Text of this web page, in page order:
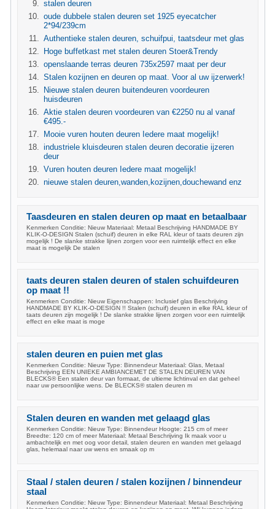
stalen deuren
oude dubbele stalen deuren set 1925 eyecatcher
2*94/239cm
Authentieke stalen deuren, schuifpui, taatsdeur met glas
Hoge buffetkast met stalen deuren Stoer&Trendy
openslaande terras deuren 735x2597 maat per deur
Stalen kozijnen en deuren op maat. Voor al uw ijzerwerk!
Nieuwe stalen deuren buitendeuren voordeuren
huisdeuren
Aktie stalen deuren voordeuren van €2250 nu al vanaf
€495.-
Mooie vuren houten deuren Iedere maat mogelijk!
industriele kluisdeuren stalen deuren decoratie ijzeren
deur
Vuren houten deuren Iedere maat mogelijk!
nieuwe stalen deuren,wanden,kozijnen,douchewand enz
Taasdeuren en stalen deuren op maat en betaalbaar
Kenmerken Conditie: Nieuw Materiaal: Metaal Beschrijving HANDMADE BY
KLIK-O-DESIGN Stalen (schuif) deuren in elke RAL kleur of taats deuren zijn
mogelijk ! De slanke strakke lijnen zorgen voor een ruimtelijk effect en elke
maat is mogelijk De stalen
taats deuren stalen deuren of stalen schuifdeuren
op maat !!
Kenmerken Conditie: Nieuw Eigenschappen: Inclusief glas Beschrijving
HANDMADE BY KLIK-O-DESIGN !! Stalen (schuif) deuren in elke RAL kleur of
taats deuren zijn mogelijk ! De slanke strakke lijnen zorgen voor een ruimtelijk
effect en elke maat is moge
stalen deuren en puien met glas
Kenmerken Conditie: Nieuw Type: Binnendeur Materiaal: Glas, Metaal
Beschrijving EEN UNIEKE AMBIANCEMET DE STALEN DEUREN VAN
BLECKS® Een stalen deur van formaat, de ultieme lichtinval en dat geheel
naar uw persoonlijke wens. De BLECKS® stalen deuren m
Stalen deuren en wanden met gelaagd glas
Kenmerken Conditie: Nieuw Type: Binnendeur Hoogte: 215 cm of meer
Breedte: 120 cm of meer Materiaal: Metaal Beschrijving Ik maak voor u
ambachtelijk en met oog voor detail, stalen deuren en wanden met gelaagd
glas, helemaal naar uw wens en smaak op m
Staal / stalen deuren / stalen kozijnen / binnendeur
staal
Kenmerken Conditie: Nieuw Type: Binnendeur Materiaal: Metaal Beschrijving